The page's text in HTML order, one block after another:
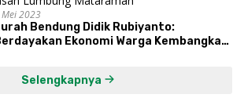
2023
Bendung Didik Rubiyanto:
Ekonomi Warga Kembangkan
Selengkapnya